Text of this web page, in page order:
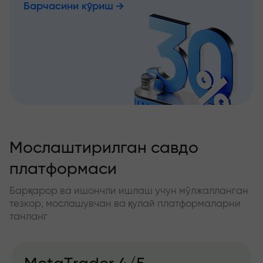
Барчасини кўриш
Мослаштирилган савдо
платформаси
Барқарор ва ишончли ишлаш учун мўлжалланган
тезкор, мослашувчан ва қулай платформаларни
танланг